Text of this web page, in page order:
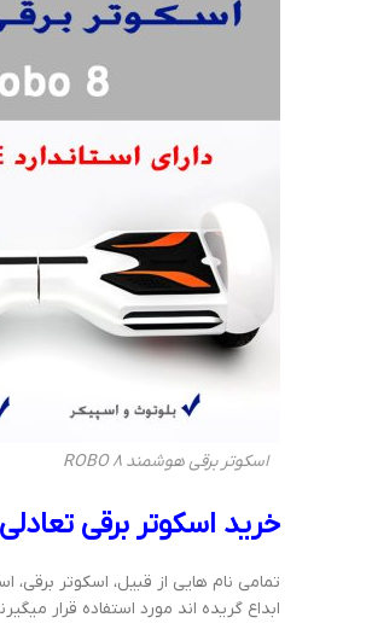
اسکوتر برقی هوشمند ROBO 8
خرید اسکوتر برقی تعادلی
تمامی نام هایی از قبیل، اسکوتر
ابداع گریده اند مورد استفاده قرار